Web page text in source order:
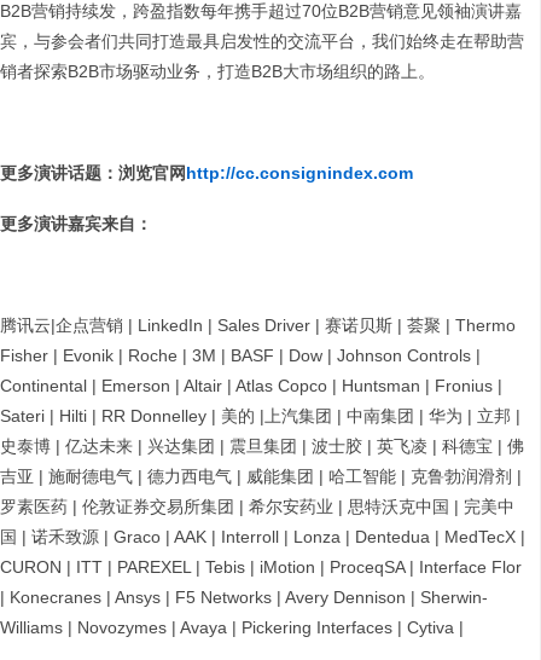
B2B营销持续发，跨盈指数每年携手超过70位B2B营销意见领袖演讲嘉
宾，与参会者们共同打造最具启发性的交流平台，我们始终走在帮助营
销者探索B2B市场驱动业务，打造B2B大市场组织的路上。
更多演讲话题：浏览官网http://cc.consignindex.com
更多演讲嘉宾来自：
腾讯云|企点营销 | LinkedIn | Sales Driver | 赛诺贝斯 | 荟聚 | Thermo
Fisher | Evonik | Roche | 3M | BASF | Dow | Johnson Controls |
Continental | Emerson | Altair | Atlas Copco | Huntsman | Fronius |
Sateri | Hilti | RR Donnelley | 美的 |上汽集团 | 中南集团 | 华为 | 立邦 |
史泰博 | 亿达未来 | 兴达集团 | 震旦集团 | 波士胶 | 英飞凌 | 科德宝 | 佛
吉亚 | 施耐德电气 | 德力西电气 | 威能集团 | 哈工智能 | 克鲁勃润滑剂 |
罗素医药 | 伦敦证券交易所集团 | 希尔安药业 | 思特沃克中国 | 完美中
国 | 诺禾致源 | Graco | AAK | Interroll | Lonza | Dentedua | MedTecX |
CURON | ITT | PAREXEL | Tebis | iMotion | ProceqSA | Interface Flor
| Konecranes | Ansys | F5 Networks | Avery Dennison | Sherwin-
Williams | Novozymes | Avaya | Pickering Interfaces | Cytiva |